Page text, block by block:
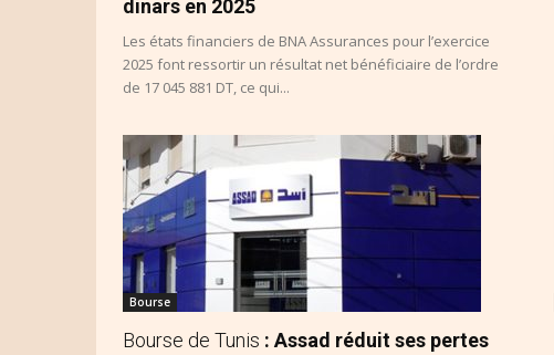
dinars en 2025
Les états financiers de BNA Assurances pour l’exercice
2025 font ressortir un résultat net bénéficiaire de l’ordre
de 17 045 881 DT, ce qui...
Bourse
Bourse de Tunis : Assad réduit ses pertes